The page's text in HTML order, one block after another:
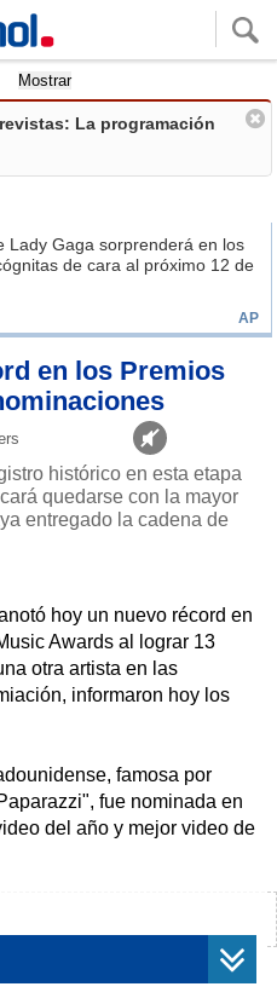
Mostrar
La programación
Lady Gaga sorprenderá en los
de cara al próximo 12 de
AP
en los Premios
histórico en esta etapa
quedarse con la mayor
entregado la cadena de
hoy un nuevo récord en
Awards al lograr 13
otra artista en las
informaron hoy los
famosa por
fue nominada en
del año y mejor video de
el 12 de septiembre por
permitiendo que los fans